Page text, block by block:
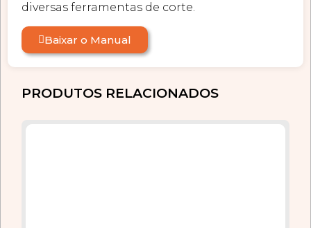
diversas ferramentas de corte.
Baixar o Manual
PRODUTOS RELACIONADOS